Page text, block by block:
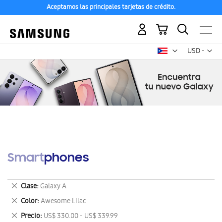
Aceptamos las principales tarjetas de crédito.
USD -
dólar
Mi carrito
Smartphones
Clase Galaxy A
Eliminar
este
artículo
Color Awesome Lilac
Eliminar
este
Precio US$ 330.00 - US$ 339.99
Eliminar